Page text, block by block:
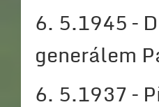
6. 5.1945 –
generálem
6. 5.1937 –